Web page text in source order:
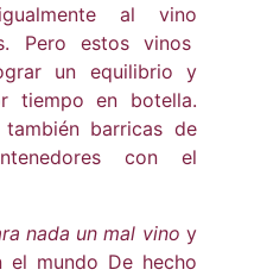
al vino
Pero estos vinos
un equilibrio y
tiempo en botella.
barricas de
con el
nada un mal vino y
el mundo De hecho